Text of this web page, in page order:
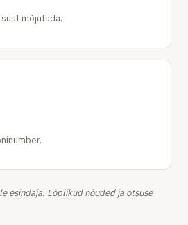
mõjutada.
esindaja. Lõplikud nõuded ja otsuse